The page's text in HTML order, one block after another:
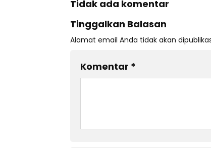
Tidak ada komentar
Tinggalkan Balasan
Alamat email Anda tidak akan
Komentar *